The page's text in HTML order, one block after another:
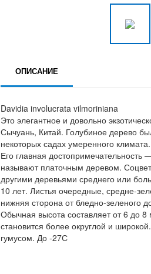
ОПИСАНИЕ
Davidia involucrata vilmoriniana
Это элегантное и довольно
Сычуань, Китай. Голубиное дерево
некоторых садах умеренного климата.
Его главная
называют платочным деревом.
другими деревьями среднего или
10 лет. Листья очередные, средне-
нижняя сторона от бледно-зеленого
Обычная высота составляет от 6 до
становится более округлой и
гумусом. До -27С